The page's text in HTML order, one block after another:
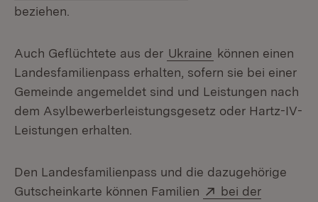
beziehen.
Auch Geflüchtete aus der Ukraine können einen
Landesfamilienpass erhalten, sofern sie bei einer
Gemeinde angemeldet sind und Leistungen nach
dem Asylbewerberleistungsgesetz oder Hartz-IV-
Leistungen erhalten.
Den Landesfamilienpass und die dazugehörige
Gutscheinkarte können Familien
Extern:
bei der